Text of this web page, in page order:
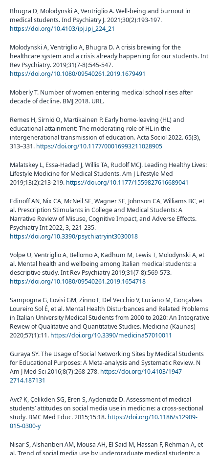
Bhugra D, Molodynski A, Ventriglio A. Well-being and burnout in
medical students. Ind Psychiatry J. 2021;30(2):193-197.
https://doi.org/10.4103/ipj.ipj_224_21
Molodynski A, Ventriglio A, Bhugra D. A crisis brewing for the
healthcare system and a crisis already happening for our students. Int
Rev Psychiatry. 2019;31(7-8):545-547.
https://doi.org/10.1080/09540261.2019.1679491
Moberly T. Number of women entering medical school rises after
decade of decline. BMJ 2018. URL.
Remes H, Sirniö O, Martikainen P. Early home-leaving (HL) and
educational attainment: The moderating role of HL in the
intergenerational transmission of education. Acta Sociol 2022. 65(3),
313–331. https://doi.org/10.1177/00016993211028905
Malatskey L, Essa-Hadad J, Willis TA, Rudolf MCJ. Leading Healthy Lives:
Lifestyle Medicine for Medical Students. Am J Lifestyle Med
2019;13(2):213-219. https://doi.org/10.1177/1559827616689041
Edinoff AN, Nix CA, McNeil SE, Wagner SE, Johnson CA, Williams BC, et
al. Prescription Stimulants in College and Medical Students: A
Narrative Review of Misuse, Cognitive Impact, and Adverse Effects.
Psychiatry Int 2022, 3, 221-235.
https://doi.org/10.3390/psychiatryint3030018
Volpe U, Ventriglio A, Bellomo A, Kadhum M, Lewis T, Molodynski A, et
al. Mental health and wellbeing among Italian medical students: a
descriptive study. Int Rev Psychiatry 2019;31(7-8):569-573.
https://doi.org/10.1080/09540261.2019.1654718
Sampogna G, Lovisi GM, Zinno F, Del Vecchio V, Luciano M, Gonçalves
Loureiro Sol É, et al. Mental Health Disturbances and Related Problems
in Italian University Medical Students from 2000 to 2020: An Integrative
Review of Qualitative and Quantitative Studies. Medicina (Kaunas)
2020;57(1):11. https://doi.org/10.3390/medicina57010011
Guraya SY. The Usage of Social Networking Sites by Medical Students
for Educational Purposes: A Meta-analysis and Systematic Review. N
Am J Med Sci 2016;8(7):268-278. https://doi.org/10.4103/1947-
2714.187131
Avc? K, Çelikden SG, Eren S, Aydenizöz D. Assessment of medical
students’ attitudes on social media use in medicine: a cross-sectional
study. BMC Med Educ. 2015;15:18. https://doi.org/10.1186/s12909-
015-0300-y
Nisar S, Alshanberi AM, Mousa AH, El Said M, Hassan F, Rehman A, et
al. Trend of social media use by undergraduate medical students; a